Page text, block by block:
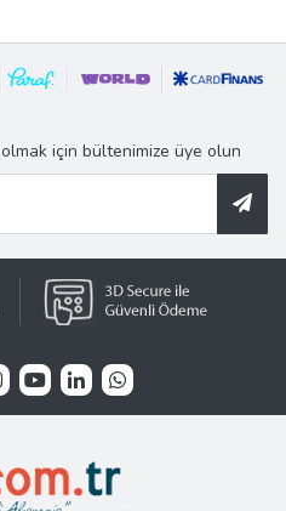
için bültenimize üye olun